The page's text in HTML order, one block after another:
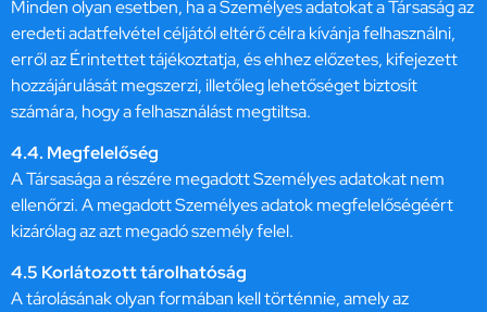
Minden olyan esetben, ha a Személyes adatokat a Társaság az
eredeti adatfelvétel céljától eltérő célra kívánja felhasználni,
erről az Érintettet tájékoztatja, és ehhez előzetes, kifejezett
hozzájárulását megszerzi, illetőleg lehetőséget biztosít
számára, hogy a felhasználást megtiltsa.
4.4. Megfelelőség
A Társasága a részére megadott Személyes adatokat nem
ellenőrzi. A megadott Személyes adatok megfelelőségéért
kizárólag az azt megadó személy felel.
4.5 Korlátozott tárolhatóság
A tárolásának olyan formában kell történnie, amely az